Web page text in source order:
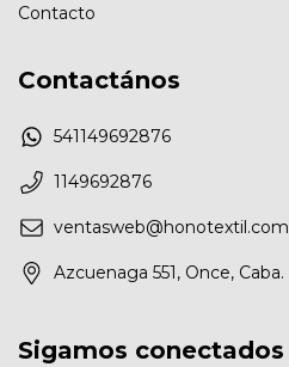
Contacto
Contactános
541149692876
1149692876
ventasweb@honotextil.com
Azcuenaga 551, Once, Caba.
Sigamos conectados